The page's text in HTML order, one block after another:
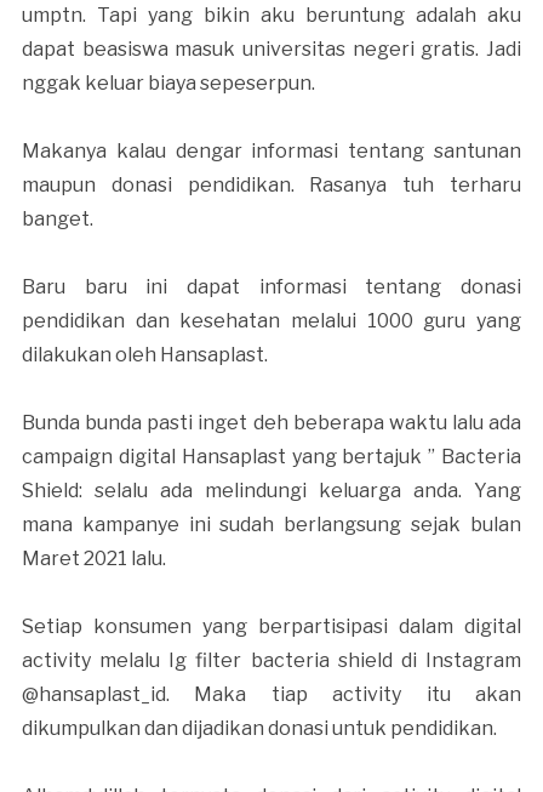
umptn. Tapi yang bikin aku beruntung adalah aku
dapat beasiswa masuk universitas negeri gratis. Jadi
nggak keluar biaya sepeserpun.
Makanya kalau dengar informasi tentang santunan
maupun donasi pendidikan. Rasanya tuh terharu
banget.
Baru baru ini dapat informasi tentang donasi
pendidikan dan kesehatan melalui 1000 guru yang
dilakukan oleh Hansaplast.
Bunda bunda pasti inget deh beberapa waktu lalu ada
campaign digital Hansaplast yang bertajuk ” Bacteria
Shield: selalu ada melindungi keluarga anda. Yang
mana kampanye ini sudah berlangsung sejak bulan
Maret 2021 lalu.
Setiap konsumen yang berpartisipasi dalam digital
activity melalu Ig filter bacteria shield di Instagram
@hansaplast_id. Maka tiap activity itu akan
dikumpulkan dan dijadikan donasi untuk pendidikan.